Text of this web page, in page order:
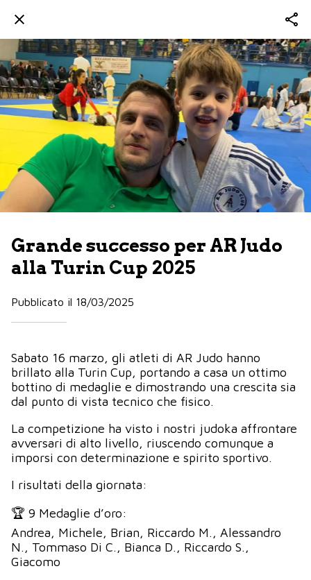
Grande successo per AR Judo
alla Turin Cup 2025
Pubblicato il 18/03/2025
Sabato 16 marzo, gli atleti di AR Judo hanno
brillato alla Turin Cup, portando a casa un ottimo
bottino di medaglie e dimostrando una crescita sia
dal punto di vista tecnico che fisico.
La competizione ha visto i nostri judoka affrontare
avversari di alto livello, riuscendo comunque a
imporsi con determinazione e spirito sportivo.
I risultati della giornata:
🏆 9 Medaglie d’oro:
Andrea, Michele, Brian, Riccardo M., Alessandro
N., Tommaso Di C., Bianca D., Riccardo S.,
Giacomo